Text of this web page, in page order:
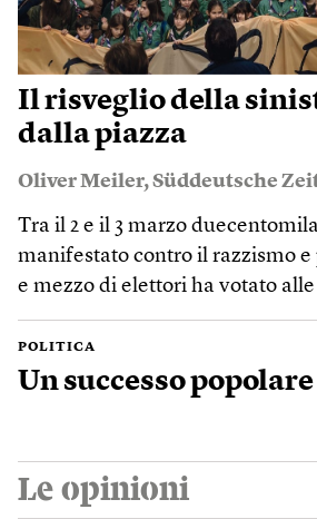
Il risveglio della
dalla piazza
Oliver Meiler,Süddeutsche
Tra il 2 e il 3 marzo
manifestato contro il razzismo
e mezzo di elettori ha votato
POLITICA
Un successo popolare
Le opinioni